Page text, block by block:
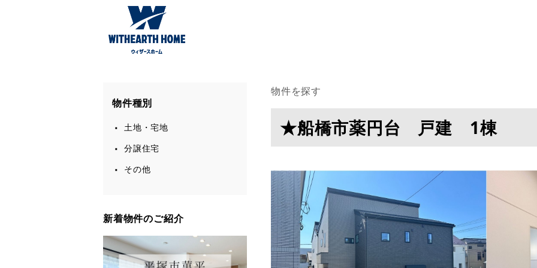
ウィザースホームの不動産特集TOP
物件を探す
★船橋市薬円台 戸建 1棟
物件種別
土地・宅地
分譲住宅
その他
新着物件のご紹介